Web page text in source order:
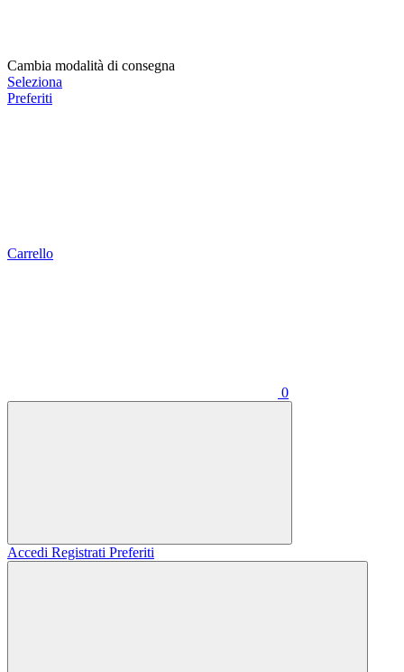
Cambia modalità di consegna
Seleziona
Preferiti
Carrello
0
Accedi Registrati Preferiti